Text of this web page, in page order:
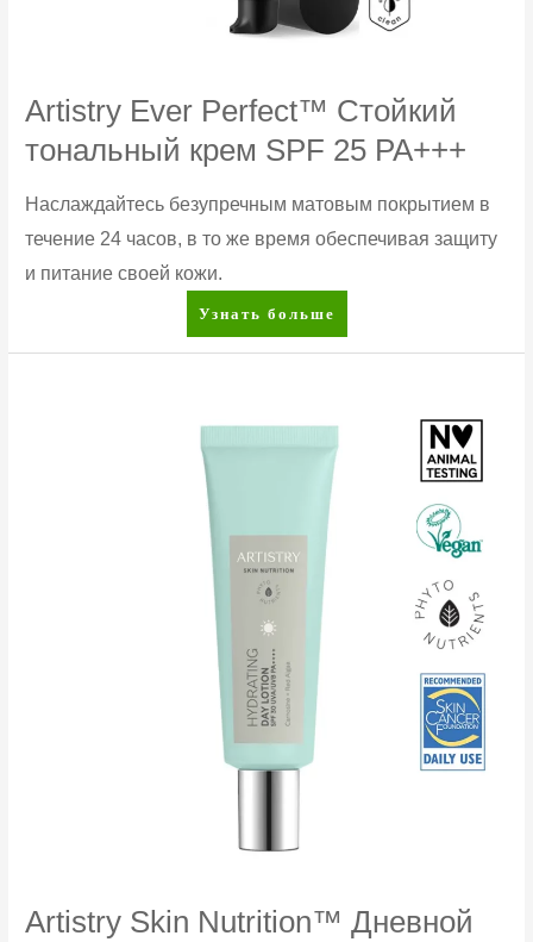
Artistry Ever Perfect™ Стойкий
тональный крем SPF 25 PA+++
Наслаждайтесь безупречным матовым покрытием в
течение 24 часов, в то же время обеспечивая защиту
и питание своей кожи.
Artistry
Ever
тональный
крем
SPF
25
PA+++
Узнать больше
Artistry Skin Nutrition™ Дневной